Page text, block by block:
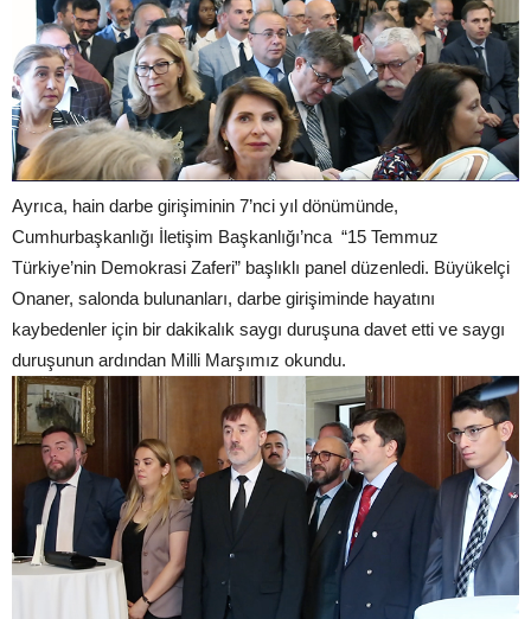
Ayrıca, hain darbe girişiminin 7’nci yıl dönümünde,
Cumhurbaşkanlığı İletişim Başkanlığı’nca “15 Temmuz
Türkiye’nin Demokrasi Zaferi” başlıklı panel düzenledi. Büyükelçi
Onaner, salonda bulunanları, darbe girişiminde hayatını
kaybedenler için bir dakikalık saygı duruşuna davet etti ve saygı
duruşunun ardından Milli Marşımız okundu.